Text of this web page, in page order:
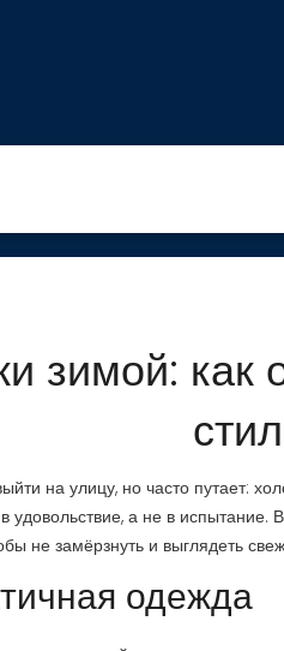
зимой: как
на улицу, но часто путает:
удовольствие, а не в испытание.
не замёрзнуть и выглядеть
одежда